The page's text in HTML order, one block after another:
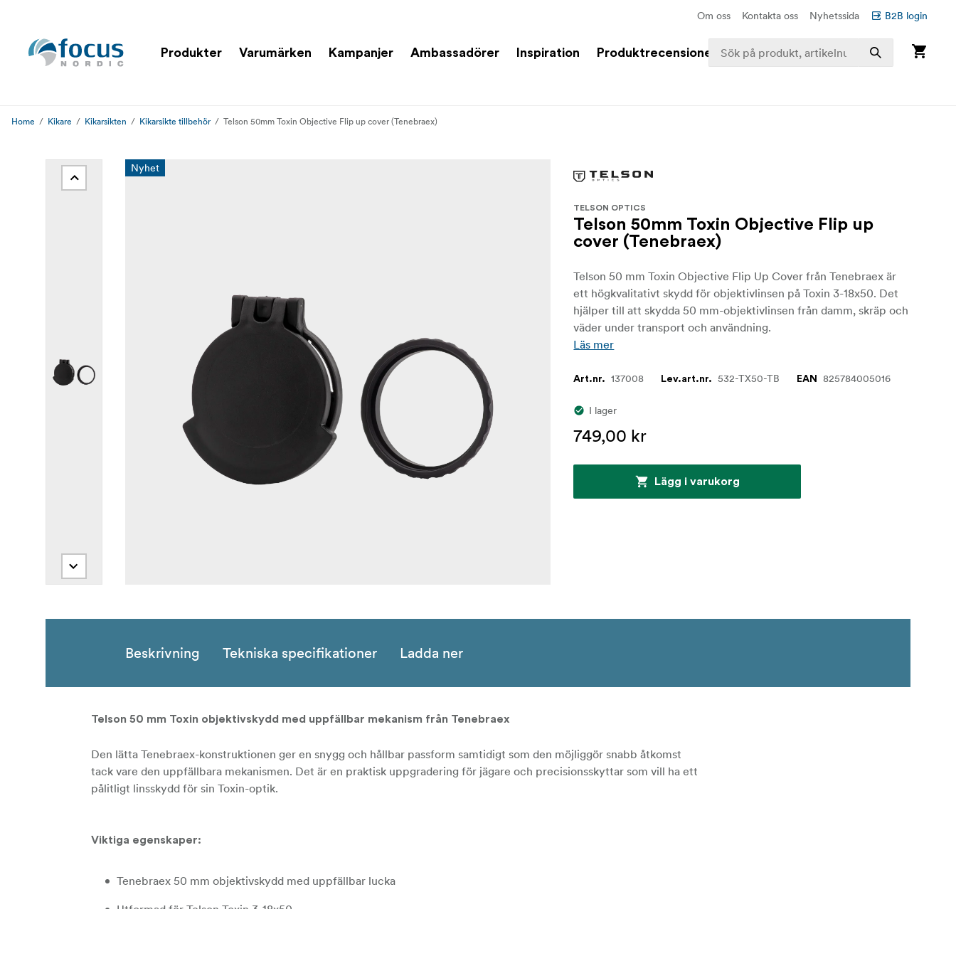
Om oss Kontakta oss Nyhetssida B2B login
Produkter Varumärken Kampanjer Ambassadörer Inspiration Produktrecensioner
Home Kikare Kikarsikten Kikarsikte tillbehör Telson 50mm Toxin Objective Flip up cover (Tenebraex)
Nyhet
TELSON OPTICS
Telson 50mm Toxin Objective Flip up
cover (Tenebraex)
Telson 50 mm Toxin Objective Flip Up Cover från Tenebraex är
ett högkvalitativt skydd för objektivlinsen på Toxin 3-18x50. Det
hjälper till att skydda 50 mm-objektivlinsen från damm, skräp och
väder under transport och användning.
Läs mer
Art.nr. 137008 Lev.art.nr. 532-TX50-TB EAN 825784005016
I lager
749,00 kr
Lägg i varukorg
Beskrivning Tekniska specifikationer Ladda ner
Telson 50 mm Toxin objektivskydd med uppfällbar mekanism från Tenebraex
Den lätta Tenebraex-konstruktionen ger en snygg och hållbar passform samtidigt som den möjliggör snabb åtkomst
tack vare den uppfällbara mekanismen. Det är en praktisk uppgradering för jägare och precisionsskyttar som vill ha ett
pålitligt linsskydd för sin Toxin-optik.
Viktiga egenskaper:
Tenebraex 50 mm objektivskydd med uppfällbar lucka
Utformad för Telson Toxin 3-18x50